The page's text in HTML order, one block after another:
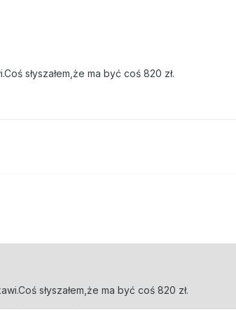
słyszałem,że ma być coś 820 zł.
słyszałem,że ma być coś 820 zł.